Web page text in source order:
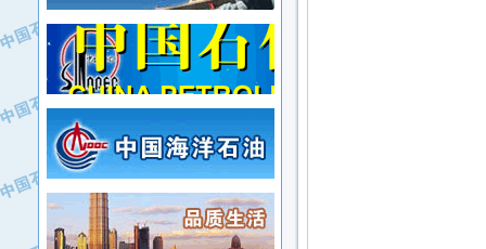
·江苏丹化集团有限责任公司
·中核苏阀科技实业股份有限公司
·山特电子（深圳）有限公司
·常州市中兴石油化工助剂有限公司
·姜堰市三联助剂有限公司
·四川中光高技术研究所有限责任公司
·江苏天安防雷工程有限责任公司
·山东东营胜利工业园区
·自贡五洲防腐安装有限公司
·中油油气勘探软件国家工程研究中心
·西安长庆钻宇集团咸阳石化有限公司
·新疆新冠控制系统工程有限公司
·新疆安维消防设施器材有限公司
·华北石油津工机械制造有限公司
·中国石化茂名石化分公司
·上海山武控制仪表有限公司
·上海赛科石油化工有限责任公司